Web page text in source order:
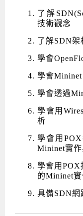
了解
技術觀念
了解SDN架
學會
學會
學會透過
學會用
析
學會用
Mininet實
學會用POX
的Mininet
具備SDN網